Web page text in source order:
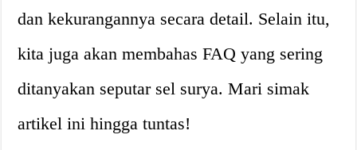
dan kekurangannya secara detail. Selain itu,
kita juga akan membahas FAQ yang sering
ditanyakan seputar sel surya. Mari simak
artikel ini hingga tuntas!